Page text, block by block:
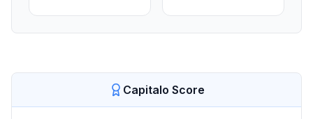
Capitalo Score